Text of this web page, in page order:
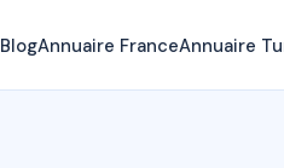
BlogAnnuaire FranceAnnuaire